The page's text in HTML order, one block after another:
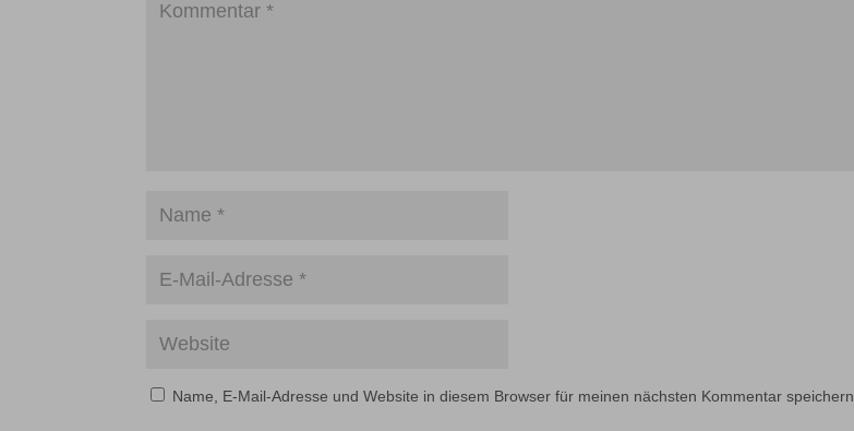
Name, E-Mail-Adresse und Website in diesem Browser für meinen nächsten Kommentar speichern.